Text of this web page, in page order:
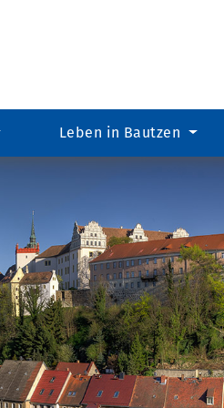
Leben in Bautzen